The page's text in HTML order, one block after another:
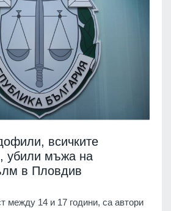
всичките
убили мъжа на
в Пловдив
между 14 и 17 години, са автори